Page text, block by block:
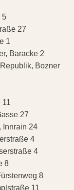
5
27
1
Baracke 2
Bozner
11
27
Innrain 24
4
4
8
8
11